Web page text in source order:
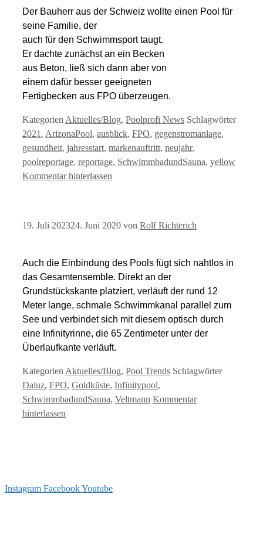
Der Bauherr aus der Schweiz wollte einen Pool für
seine Familie, der
auch für den Schwimmsport taugt.
Er dachte zunächst an ein Becken
aus Beton, ließ sich dann aber von
einem dafür besser geeigneten
Fertigbecken aus FPO überzeugen.
Kategorien Aktuelles/Blog, Poolprofi News Schlagwörter
2021 , ArizonaPool, ausblick, FPO, gegenstromanlage,
gesundheit, jahresstart, markenauftritt, neujahr,
poolreportage, reportage, SchwimmbadundSauna, yellow
Kommentar hinterlassen
19. Juli 202324. Juni 2020 von Rolf Richterich
Auch die Einbindung des Pools fügt sich nahtlos in
das Gesamtensemble. Direkt an der
Grundstückskante platziert, verläuft der rund 12
Meter lange, schmale Schwimmkanal parallel zum
See und verbindet sich mit diesem optisch durch
eine Infinityrinne, die 65 Zentimeter unter der
Überlaufkante verläuft.
Kategorien Aktuelles/Blog, Pool Trends Schlagwörter
Daluz, FPO, Goldküste, Infinitypool,
SchwimmbadundSauna, Veltmann Kommentar
hinterlassen
Instagram FacebookYoutube